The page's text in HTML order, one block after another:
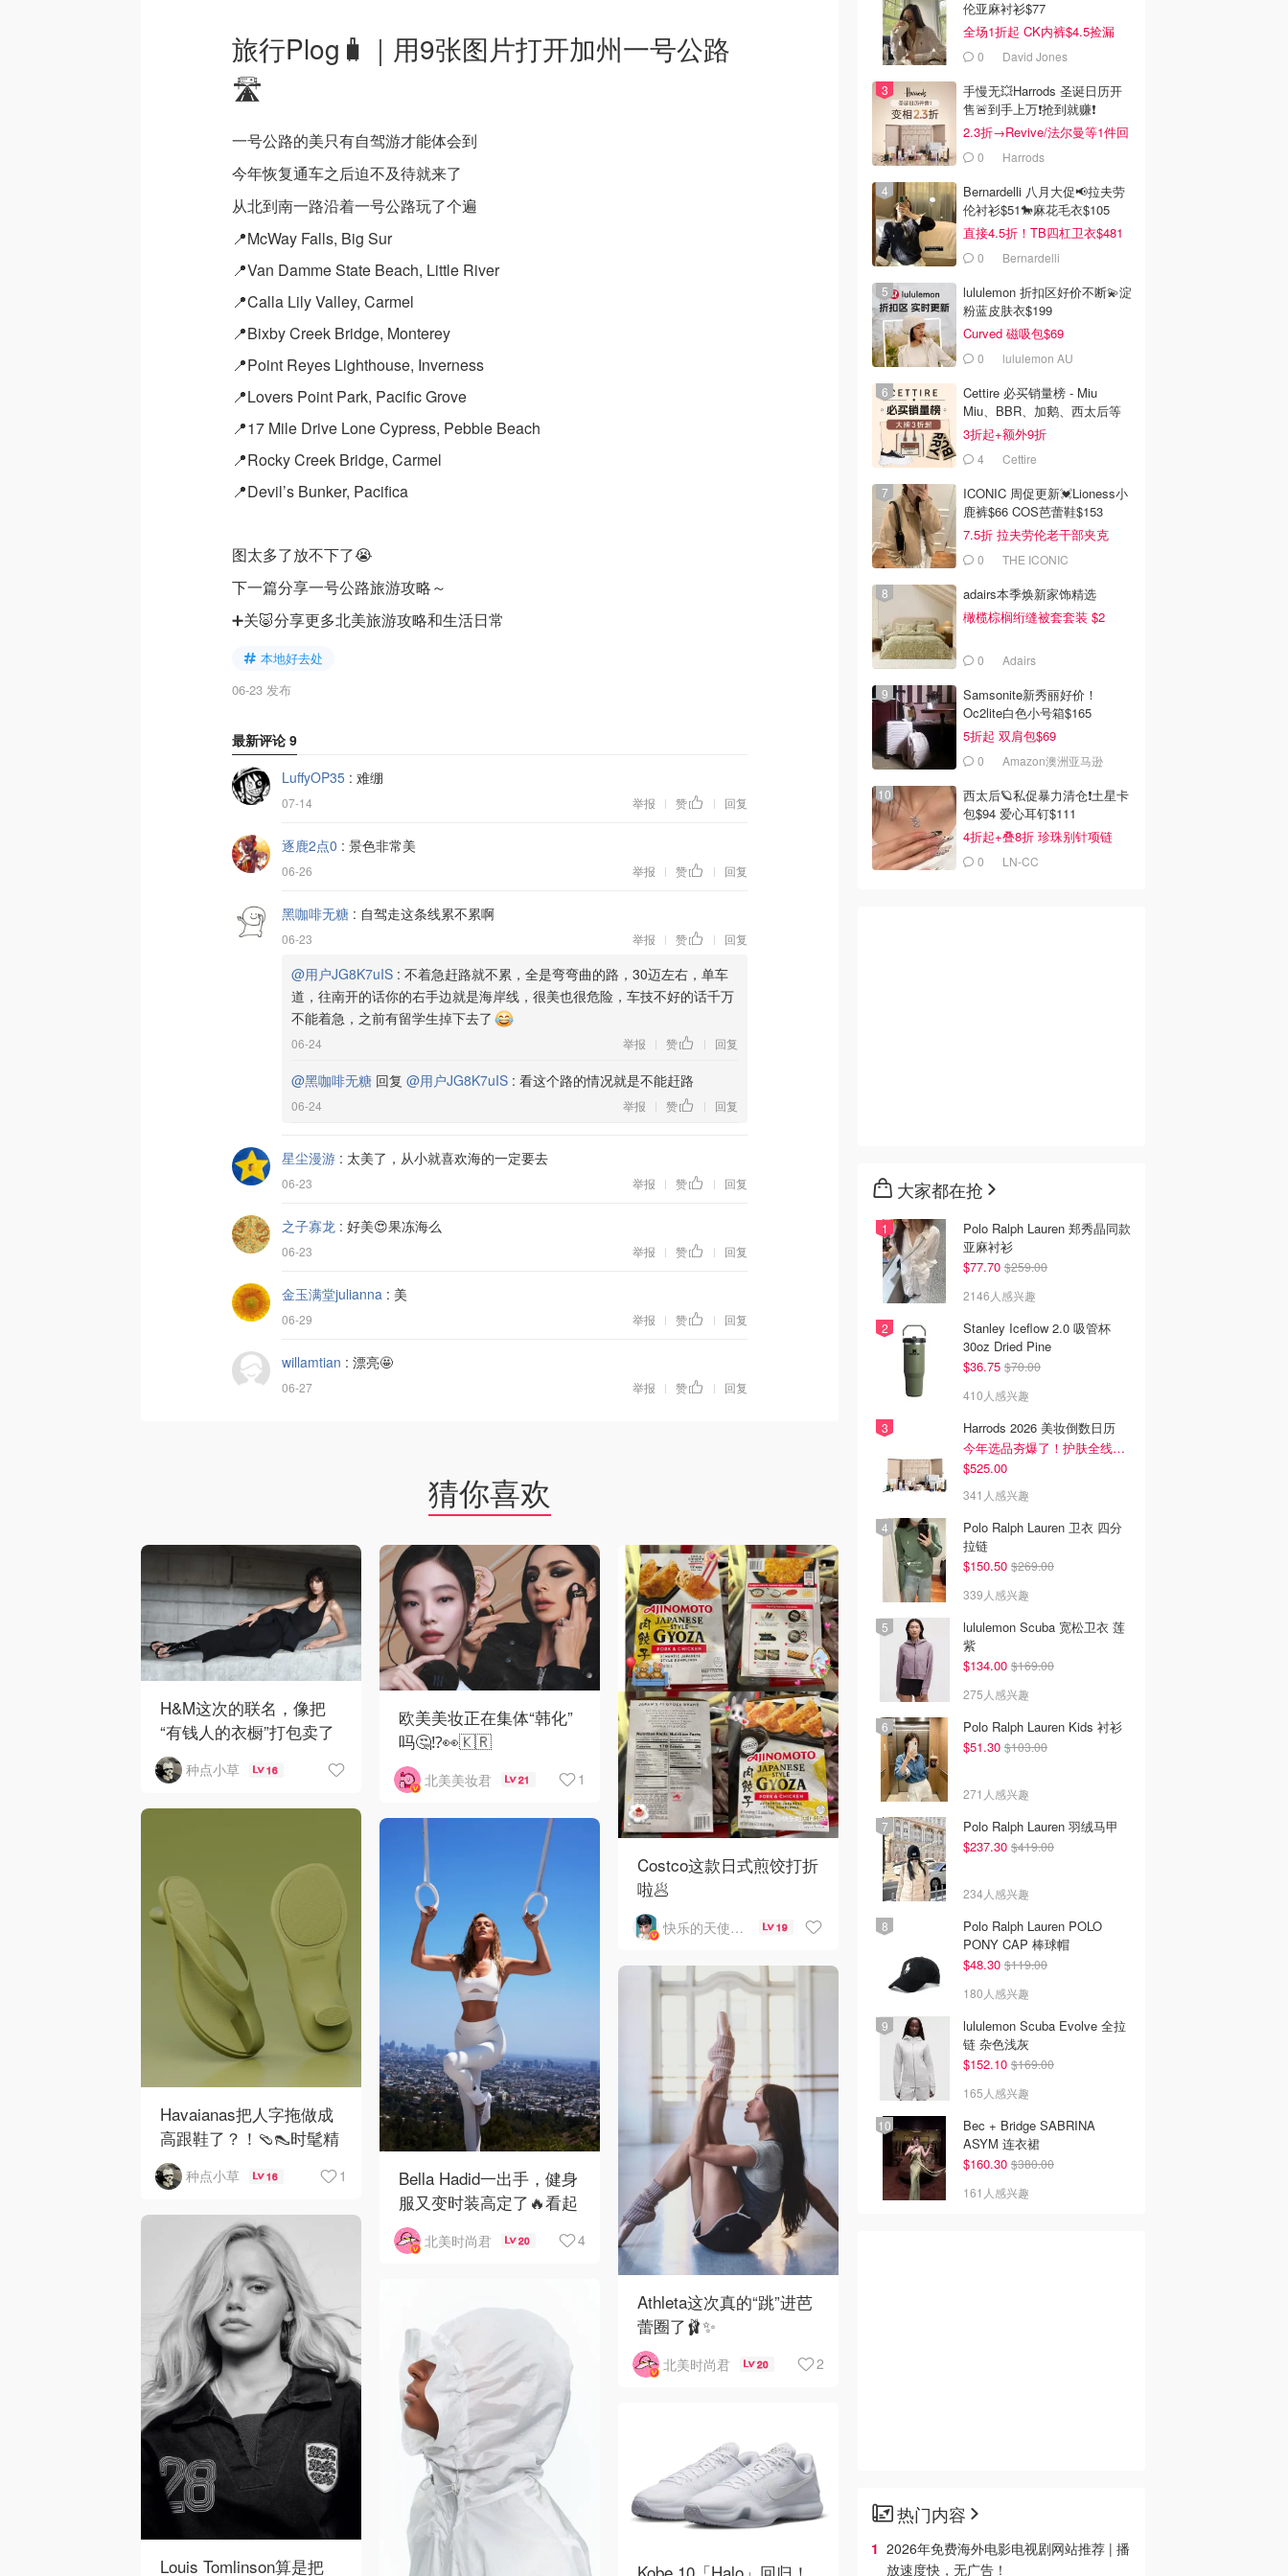
旅行Plog🧳｜用9张图片打开加州一号公路
🛣️
一号公路的美只有自驾游才能体会到
今年恢复通车之后迫不及待就来了
从北到南一路沿着一号公路玩了个遍
📍McWay Falls, Big Sur
📍Van Damme State Beach, Little River
📍Calla Lily Valley, Carmel
📍Bixby Creek Bridge, Monterey
📍Point Reyes Lighthouse, Inverness
📍Lovers Point Park, Pacific Grove
📍17 Mile Drive Lone Cypress, Pebble Beach
📍Rocky Creek Bridge, Carmel
📍Devil’s Bunker, Pacifica
图太多了放不下了😭
下一篇分享一号公路旅游攻略～
➕关🐷分享更多北美旅游攻略和生活日常
本地好去处
06-23 发布
最新评论 9
LuffyOP35 : 难绷
07-14 举报 | 赞 | 回复
逐鹿2点0 : 景色非常美
06-26 举报 | 赞 | 回复
黑咖啡无糖 : 自驾走这条线累不累啊
06-23 举报 | 赞 | 回复
@用户JG8K7uIS : 不着急赶路就不累，全是弯弯曲的路，30迈左右，单车
道，往南开的话你的右手边就是海岸线，很美也很危险，车技不好的话千万
不能着急，之前有留学生掉下去了
06-24 举报 | 赞 | 回复
@黑咖啡无糖 回复 @用户JG8K7uIS : 看这个路的情况就是不能赶路
06-24 举报 | 赞 | 回复
星尘漫游 : 太美了，从小就喜欢海的一定要去
06-23 举报 | 赞 | 回复
之子寡龙 : 好美😍果冻海么
06-23 举报 | 赞 | 回复
金玉满堂julianna : 美
06-29 举报 | 赞 | 回复
willamtian : 漂亮🤩
06-27 举报 | 赞 | 回复
猜你喜欢
H&M这次的联名，像把
“有钱人的衣橱”打包卖了
😂...🖤
种点小草 16
欧美美妆正在集体“韩化”
吗🤔⁉️👀🇰🇷
北美美妆君 21 1
Costco这款日式煎饺打折
啦🥟
快乐的天使1963 19
Havaianas把人字拖做成
高跟鞋了？！🩴👠时髦精
的必备单品吧！
种点小草 16 1
Bella Hadid一出手，健身
服又变时装高定了🔥看起
来就高级的不行❣️
北美时尚君 20 4
Athleta这次真的“跳”进芭
蕾圈了🩰✨
北美时尚君 20 2
Louis Tomlinson算是把
伦亚麻衬衫$77
全场1折起 CK内裤$4.5捡漏
0 David Jones
手慢无💥Harrods 圣诞日历开
售🚨到手上万❗️抢到就赚❗️
2.3折→Revive/法尔曼等1件回
本！0 Harrods
Bernardelli 八月大促📢拉夫劳
伦衬衫$51🐎麻花毛衣$105
直接4.5折！TB四杠卫衣$481
0 Bernardelli
lululemon 折扣区好价不断💫淀
粉蓝皮肤衣$199
Curved 磁吸包$69
0 lululemon AU
Cettire 必买销量榜 - Miu
Miu、BBR、加鹅、西太后等
汇总！
3折起+额外9折
4 Cettire
ICONIC 周促更新💓Lioness小
鹿裤$66 COS芭蕾鞋$153
7.5折 拉夫劳伦老干部夹克
$4190 THE ICONIC
adairs本季焕新家饰精选
橄榄棕榈绗缝被套套装 $2
0 Adairs
Samsonite新秀丽好价！
Oc2lite白色小号箱$165
5折起 双肩包$69
0 Amazon澳洲亚马逊
西太后🪐私促暴力清仓❗土星卡
包$94 爱心耳钉$111
4折起+叠8折 珍珠别针项链
$1960 LN-CC
大家都在抢
Polo Ralph Lauren 郑秀晶同款
亚麻衬衫
$77.70 $259.00
2146人感兴趣
Stanley Iceflow 2.0 吸管杯
30oz Dried Pine
$36.75 $70.00
410人感兴趣
Harrods 2026 美妆倒数日历
今年选品夯爆了！护肤全线都很绝
$525.00
341人感兴趣
Polo Ralph Lauren 卫衣 四分
拉链
$150.50 $269.00
339人感兴趣
lululemon Scuba 宽松卫衣 莲
紫
$134.00 $169.00
275人感兴趣
Polo Ralph Lauren Kids 衬衫
$51.30 $103.00
271人感兴趣
Polo Ralph Lauren 羽绒马甲
$237.30 $419.00
234人感兴趣
Polo Ralph Lauren POLO
PONY CAP 棒球帽
$48.30 $119.00
180人感兴趣
lululemon Scuba Evolve 全拉
链 杂色浅灰
$152.10 $169.00
165人感兴趣
Bec + Bridge SABRINA
ASYM 连衣裙
$160.30 $380.00
161人感兴趣
热门内容
2026年免费海外电影电视剧网站推荐 | 播
放速度快，无广告！